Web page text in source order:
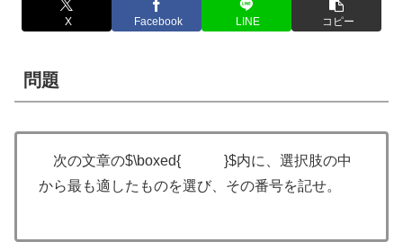
X Facebook LINE コピー
問題
次の文章の$\boxed{ }$内に、選択肢の中
から最も適したものを選び、その番号を記せ。